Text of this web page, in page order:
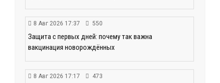
8 Авг 2026 17:37 550
Защита с первых дней: почему так важна
вакцинация новорождённых
8 Авг 2026 17:17 473